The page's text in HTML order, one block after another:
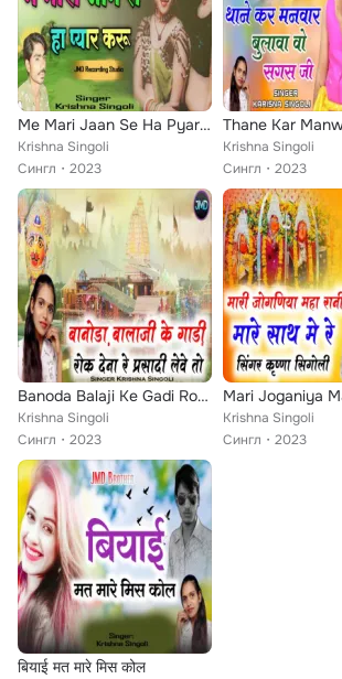
Me Mari Jaan Se Ha Pyar Karu
Krishna Singoli
Сингл
2023
Krishna Singoli
Сингл
2023
Banoda Balaji Ke Gadi Rok Dena Re Prashadi Leve to
Krishna Singoli
Сингл
2023
Krishna Singoli
Сингл
2023
बियाई मत मारे मिस कोल